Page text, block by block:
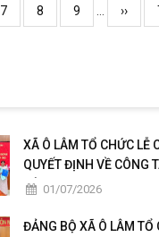
Page
7 Page
8 Page
9
Trang
kế
››
XÃ Ô LÂM TỔ CHỨC LỄ
QUYẾT ĐỊNH VỀ CÔNG
BỘ 01/07/2026
ĐẢNG BỘ XÃ Ô LÂM TỔ